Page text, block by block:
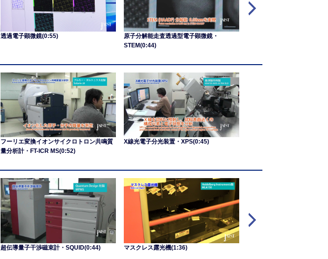
透過電子顕微鏡(0:55)
原子分解能走査透過型電子顕微鏡・
STEM(0:44)
フーリエ変換イオンサイクロトロン共鳴質
量分析計・FT-ICR MS(0:52)
X線光電子分光装置・XPS(0:45)
超伝導量子干渉磁束計・SQUID(0:44) マスクレス露光機(1:36)